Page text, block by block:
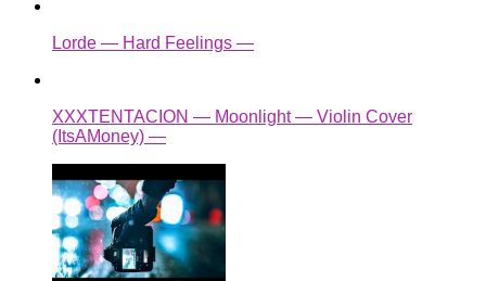
Lorde — Hard Feelings —
XXXTENTACION — Moonlight — Violin Cover
(ItsAMoney) —